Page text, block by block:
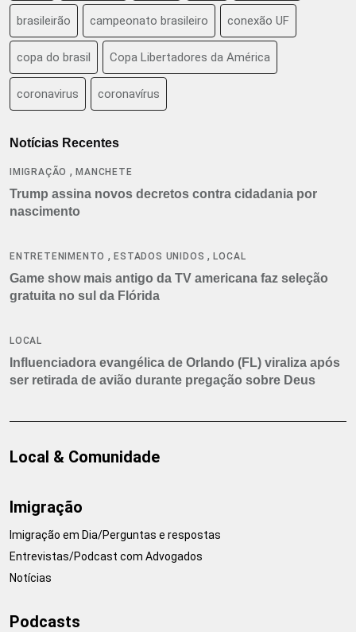
brasileirão campeonato brasileiro conexão UF
copa do brasil Copa Libertadores da América
coronavirus coronavírus
Notícias Recentes
IMIGRAÇÃO ,MANCHETE
Trump assina novos decretos contra cidadania por
nascimento
ENTRETENIMENTO ,ESTADOS UNIDOS ,LOCAL
Game show mais antigo da TV americana faz seleção
gratuita no sul da Flórida
LOCAL
Influenciadora evangélica de Orlando (FL) viraliza após
ser retirada de avião durante pregação sobre Deus
Local & Comunidade
Imigração
Imigração em Dia/Perguntas e respostas
Entrevistas/Podcast com Advogados
Notícias
Podcasts